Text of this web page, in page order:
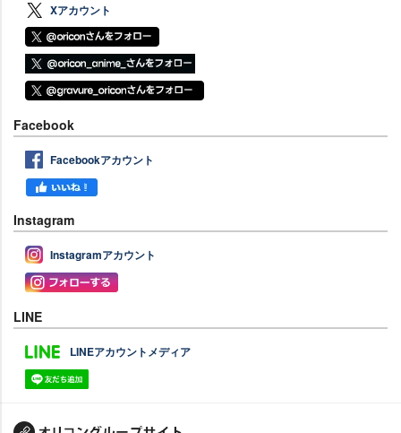
Xアカウント
Facebook
Facebookアカウント
Instagram
Instagramアカウント
LINE
LINEアカウントメディア